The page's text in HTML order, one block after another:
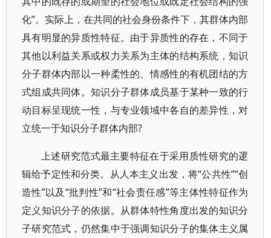
化”。实际上，在共同的社会身份条件下，其群体内部
具有明显的异质性特征。由于异质性的存在，不同于
其他以利益关系或权力关系为主体的结构系统，知识
分子群体内部以一种柔性的、情感性的有机团结的方
式组成共同体。知识分子群体成员基于某种一致的行
动目标呈现统一性，与专业领域中各自的差异性，对
立统一于知识分子群体内部?
上述研究范式最主要特征在于采用质性研究的逻
辑给予定性和分类。从人本主义出发，将“公共性”“创
造性”以及“批判性”和“社会责任感”等主体性特征作为
定义知识分子的依据。从群体特性角度出发的知识分
子研究范式，仍然集中于强调知识分子的集体主义属